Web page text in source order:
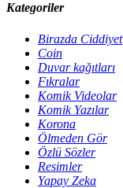
Kategoriler
Birazda Ciddiyet
Coin
Duvar kağıtları
Fıkralar
Komik Videolar
Komik Yazılar
Korona
Ölmeden Gör
Özlü Sözler
Resimler
Yapay Zeka